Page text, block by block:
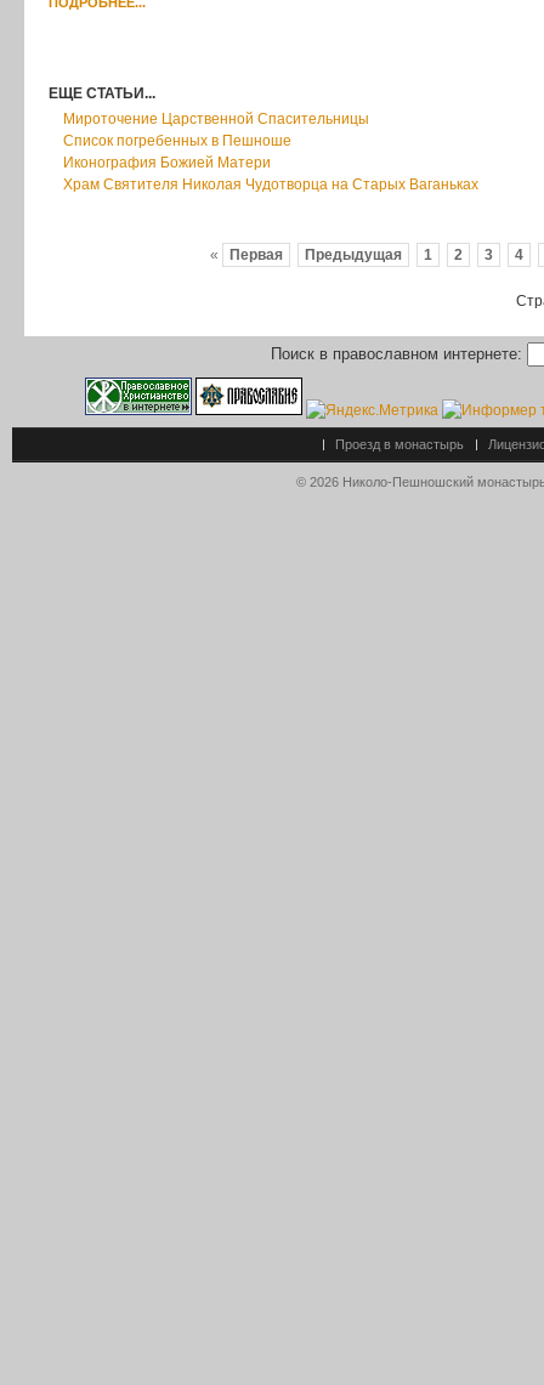
ЕЩЕ СТАТЬИ...
Мироточение Царственной Спасительницы
Список погребенных в Пешноше
Иконография Божией Матери
Храм Святителя Николая Чудотворца на Старых Ваганьках
« Первая Предыдущая 1 2 3 4
Поиск в православном интернете:
Проезд в монастырь
© 2026 Николо-Пешношский